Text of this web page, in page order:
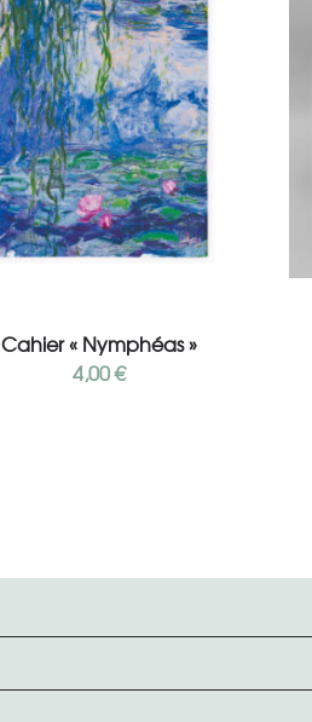
Cahier « Nymphéas »
4,00€